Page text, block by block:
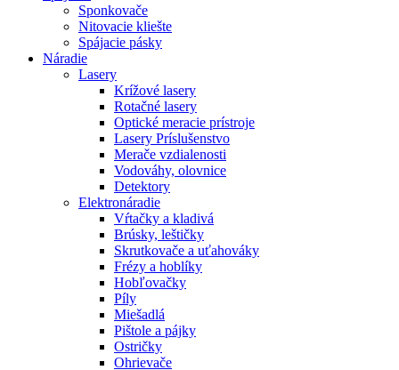
Sponkovače
Nitovacie kliešte
Spájacie pásky
Náradie
Lasery
Krížové lasery
Rotačné lasery
Optické meracie prístroje
Lasery Príslušenstvo
Merače vzdialenosti
Vodováhy, olovnice
Detektory
Elektronáradie
Vŕtačky a kladivá
Brúsky, leštičky
Skrutkovače a uťahováky
Frézy a hoblíky
Hobľovačky
Píly
Miešadlá
Pištole a pájky
Ostričky
Ohrievače